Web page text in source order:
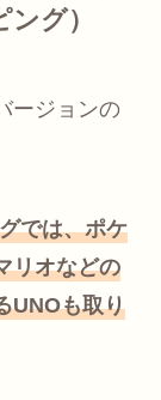
グ）
ージョンの
では、ポケ
リオなどの
UNOも取り